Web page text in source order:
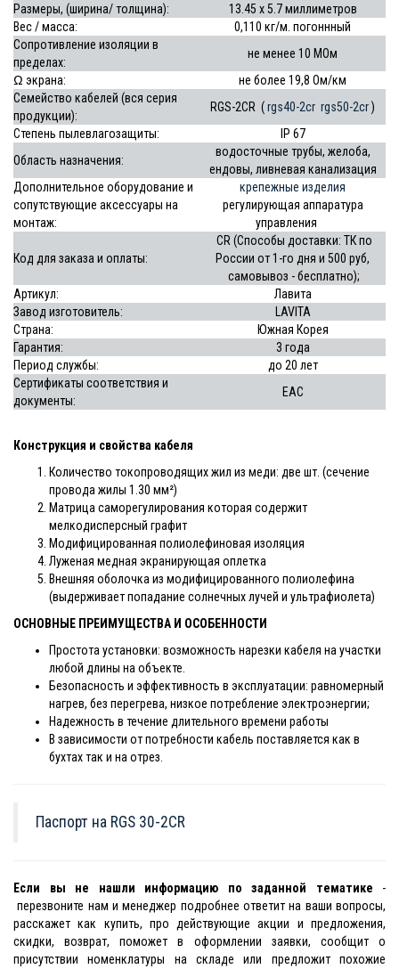
Размеры, (ширина/ толщина):
13.45 x 5.7 миллиметров
Вес / масса:
0,110 кг/м. погоннный
Сопротивление изоляции в
пределах:
не менее 10 МОм
Ω экрана:
не более 19,8 Ом/км
Семейство кабелей (вся серия
продукции):
RGS-2CR (rgs40-2cr rgs50-2cr)
Степень пылевлагозащиты:
IP 67
Область назначения:
водосточные трубы, желоба,
ендовы, ливневая канализация
Дополнительное оборудование и
сопутствующие аксессуары на
монтаж:
крепежные изделия
регулирующая аппаратура
управления
Код для заказа и оплаты:
СR (Способы доставки: ТК по
России от 1-го дня и 500 руб,
самовывоз - бесплатно);
Артикул:
Лавита
Завод изготовитель:
LAVITA
Страна:
Южная Корея
Гарантия:
3 года
Период службы:
до 20 лет
Сертификаты соответствия и
документы:
EAC
Конструкция и свойства кабеля
Количество токопроводящих жил из меди: две шт. (сечение
провода жилы 1.30 мм²)
Матрица саморегулирования которая содержит
мелкодисперсный графит
Модифицированная полиолефиновая изоляция
Луженая медная экранирующая оплетка
Внешняя оболочка из модифицированного полиолефина
(выдерживает попадание солнечных лучей и ультрафиолета)
ОСНОВНЫЕ ПРЕИМУЩЕСТВА И ОСОБЕННОСТИ
Простота установки: возможность нарезки кабеля на участки
любой длины на объекте.
Безопасность и эффективность в эксплуатации: равномерный
нагрев, без перегрева, низкое потребление электроэнергии;
Надежность в течение длительного времени работы
В зависимости от потребности кабель поставляется как в
бухтах так и на отрез.
Паспорт на RGS 30-2CR
Если вы не нашли информацию по заданной тематике -
перезвоните нам и менеджер подробнее ответит на ваши вопросы,
расскажет как купить, про действующие акции и предложения,
скидки, возврат, поможет в оформлении заявки, сообщит о
присутствии номенклатуры на складе или предложит похожие